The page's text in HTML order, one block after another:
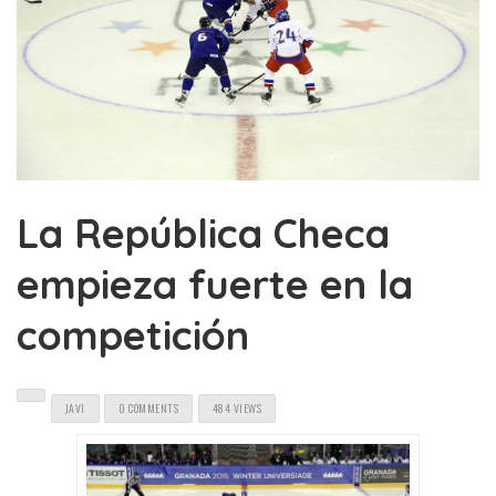
La República Checa
empieza fuerte en la
competición
JAVI 0 COMMENTS 484 VIEWS